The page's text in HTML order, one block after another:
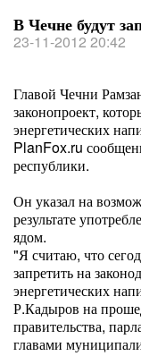
В Чечне будут
23-11-2012 20:42
Главой Чечни
законопроект,
энергетических
PlanFox.ru
республики.
Он указал на
результате
ядом.
"Я считаю, что
запретить на
энергетических
Р.Кадыров на
правительства,
главами